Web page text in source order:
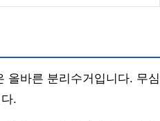
올바른 분리수거입니다. 무
.